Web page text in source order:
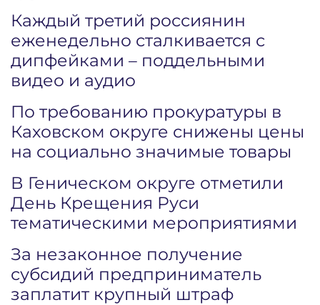
Каждый третий россиянин
еженедельно сталкивается с
дипфейками – поддельными
видео и аудио
По требованию прокуратуры в
Каховском округе снижены цены
на социально значимые товары
В Геническом округе отметили
День Крещения Руси
тематическими мероприятиями
За незаконное получение
субсидий предприниматель
заплатит крупный штраф